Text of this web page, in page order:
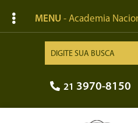
MENU - Academia
21 3970-8150